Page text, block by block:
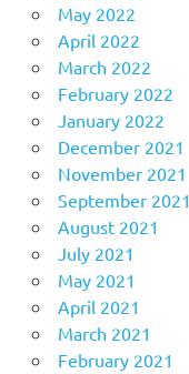
May 2022
April 2022
March 2022
February 2022
January 2022
December 2021
November 2021
September 2021
August 2021
July 2021
May 2021
April 2021
March 2021
February 2021